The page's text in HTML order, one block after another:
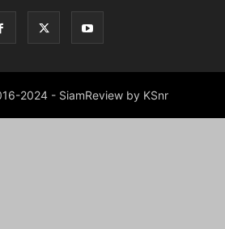
2024 - SiamReview by KSnr